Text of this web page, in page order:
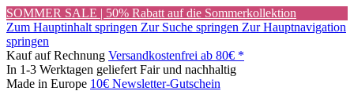
SOMMER SALE | 50% Rabatt auf die Sommerkollektion
Zum Hauptinhalt springen Zur Suche springen Zur Hauptnavigation
springen
Kauf auf Rechnung Versandkostenfrei ab 80€ *
In 1-3 Werktagen geliefert Fair und nachhaltig
Made in Europe 10€ Newsletter-Gutschein